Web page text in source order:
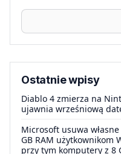
Ostatnie wpisy
Diablo 4 zmierza na
ujawnia wrześniową
Microsoft usuwa
GB RAM użytkownikom
przy tym komputery z 8